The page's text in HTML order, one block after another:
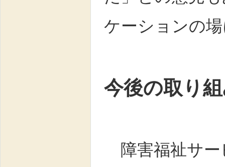
ケーションの
今後の取り
障害福祉サー